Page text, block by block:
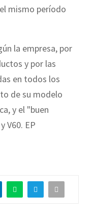
mismo período
la empresa, por
y por las
en todos los
de su modelo
y el "buen
V60. EP